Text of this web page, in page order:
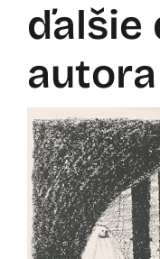
ďalšie
autora